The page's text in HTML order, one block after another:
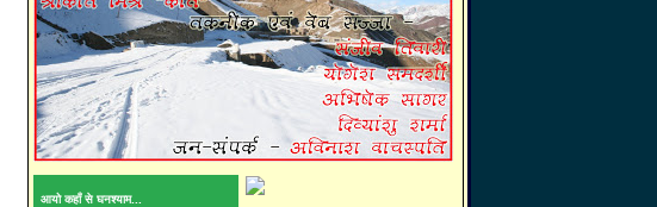
आयो कहाँ से घनश्याम...